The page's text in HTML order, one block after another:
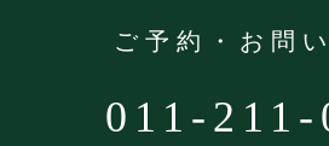
ご予約・お問
011-211-